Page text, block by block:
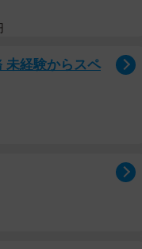
未経験からスペ